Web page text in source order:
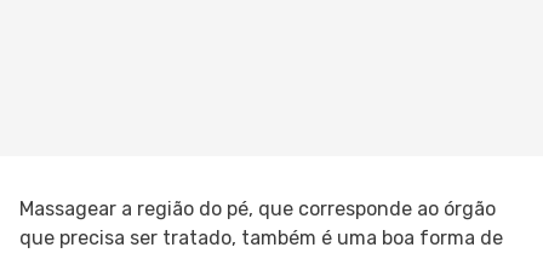
Massagear a região do pé, que corresponde ao órgão
que precisa ser tratado, também é uma boa forma de